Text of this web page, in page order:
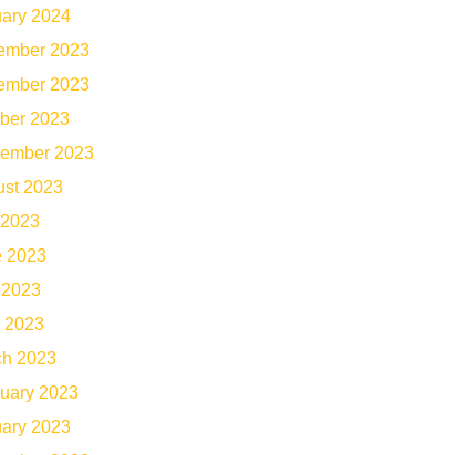
2024
2023
2023
2023
2023
2023
2023
2023
2023
2023
2023